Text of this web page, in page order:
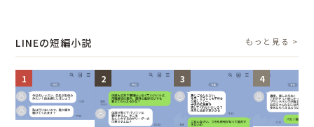
LINEの短編小説 もっと見る >
1 2 3 4